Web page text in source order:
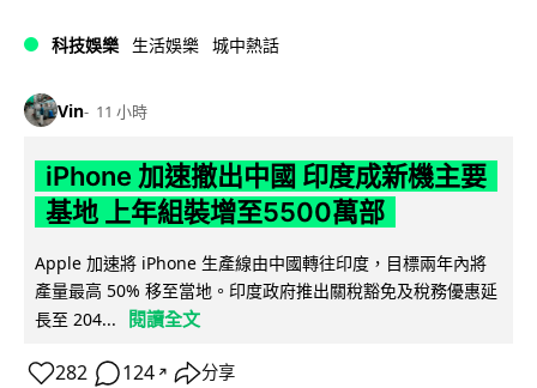
科技娛樂 生活娛樂 城中熱話
Vin 11 小時
iPhone 加速撤出中國 印度成新機主要
基地 上年組裝增至5500萬部
Apple 加速將 iPhone 生產線由中國轉往印度，目標兩年內將
產量最高 50% 移至當地。印度政府推出關稅豁免及稅務優惠延
長至 204...
閱讀全文
282 124 ↗ 分享